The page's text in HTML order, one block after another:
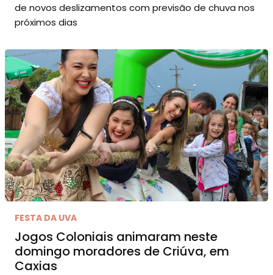
de novos deslizamentos com previsão de chuva nos
próximos dias
FESTA DA UVA
Jogos Coloniais animaram neste
domingo moradores de Criúva, em
Caxias